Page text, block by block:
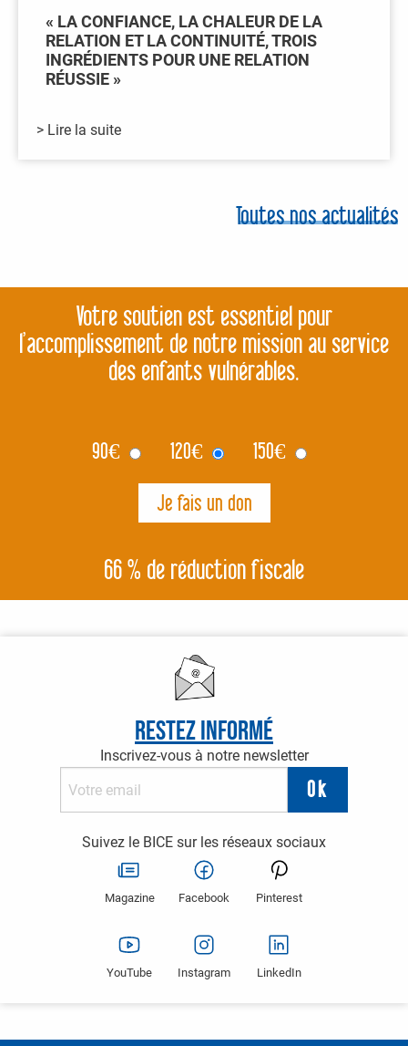
« LA CONFIANCE, LA CHALEUR DE LA
RELATION ET LA CONTINUITÉ, TROIS
INGRÉDIENTS POUR UNE RELATION
RÉUSSIE »
> Lire la suite
Toutes nos actualités
Votre soutien est essentiel pour
l’accomplissement de notre mission au service
des enfants vulnérables.
90€ 120€ 150€
66 % de réduction fiscale
Restez informé
Inscrivez-vous à notre newsletter
Suivez le BICE sur les réseaux sociaux
Magazine Facebook Pinterest
YouTube Instagram LinkedIn